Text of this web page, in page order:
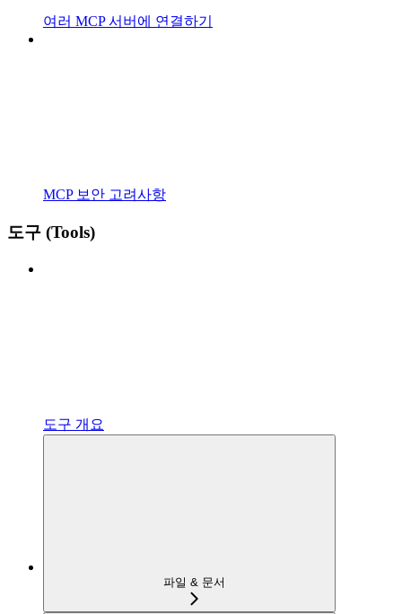
여러 MCP 서버에 연결하기
MCP 보안 고려사항
도구 (Tools)
도구 개요
파일 & 문서